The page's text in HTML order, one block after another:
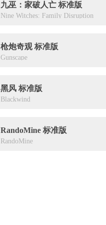
九巫：家破人亡 标准版
Nine Witches: Family Disruption
枪炮奇观 标准版
Gunscape
黑风 标准版
Blackwind
RandoMine 标准版
RandoMine